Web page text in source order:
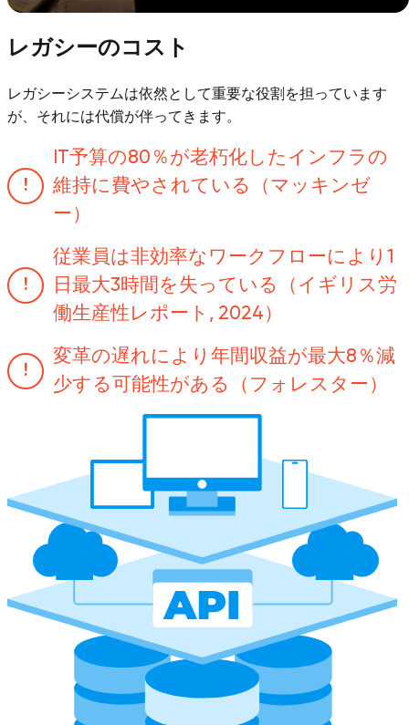
レガシーのコスト
レガシーシステムは依然として重要な役割を担っています
が、それには代償が伴ってきます。
IT予算の80％が老朽化したインフラの
維持に費やされている（マッキンゼ
ー）
従業員は非効率なワークフローにより1
日最大3時間を失っている（イギリス労
働生産性レポート, 2024）
変革の遅れにより年間収益が最大8％減
少する可能性がある（フォレスター）